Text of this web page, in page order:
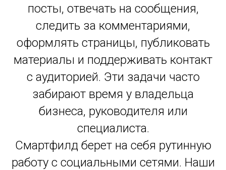
посты, отвечать на сообщения,
следить за комментариями,
оформлять страницы, публиковать
материалы и поддерживать контакт
с аудиторией. Эти задачи часто
забирают время у владельца
бизнеса, руководителя или
специалиста.
Смартфилд берет на себя рутинную
работу с социальными сетями. Наши